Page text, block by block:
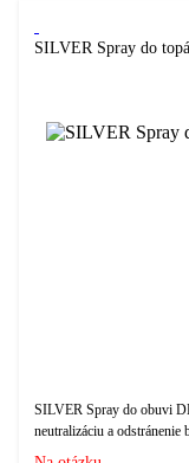
SILVER Spray do
SILVER Spray do obuvi
neutralizáciu a odstránenie